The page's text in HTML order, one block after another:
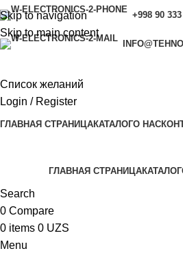
Skip to navigation
Skip to main content
+998 90
Список желаний
Login / Register
ГЛАВНАЯ СТРАНИЦАКАТАЛОГО НАС
ГЛАВНАЯ СТРАНИЦАКАТАЛОГ
Search
0 Compare
0 items 0 UZS
Menu